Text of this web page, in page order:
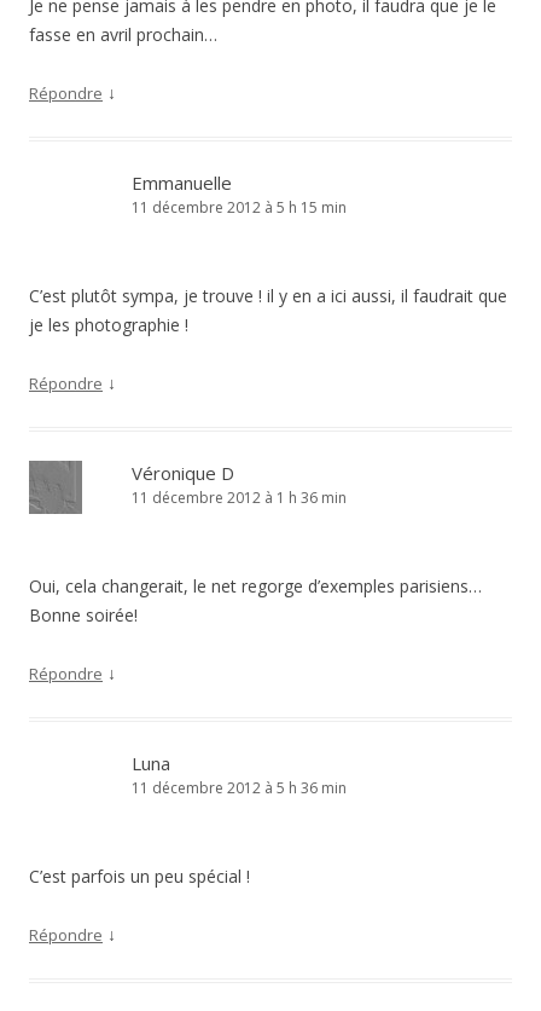
Je ne pense jamais à les pendre en photo, il faudra que je le
fasse en avril prochain…
Répondre ↓
Emmanuelle
11 décembre 2012 à 5 h 15 min
C’est plutôt sympa, je trouve ! il y en a ici aussi, il faudrait que
je les photographie !
Répondre ↓
Véronique D
11 décembre 2012 à 1 h 36 min
Oui, cela changerait, le net regorge d’exemples parisiens…
Bonne soirée!
Répondre ↓
Luna
11 décembre 2012 à 5 h 36 min
C’est parfois un peu spécial !
Répondre ↓